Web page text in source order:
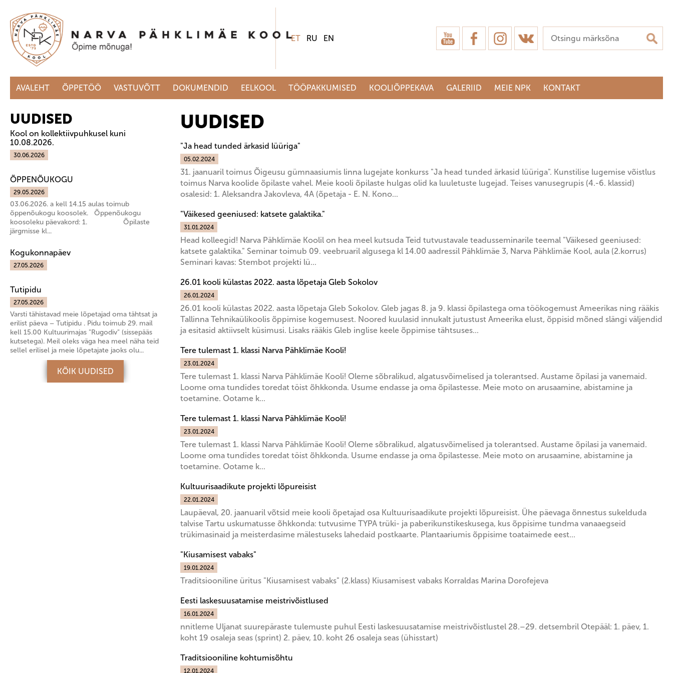
ET RU EN
AVALEHT ÕPPETÖÖ VASTUVÕTT DOKUMENDID EELKOOL TÖÖPAKKUMISED KOOLIÕPPEKAVA GALERIID MEIE NPK KONTAKT
UUDISED
Kool on kollektiivpuhkusel kuni
10.08.2026.
30.06.2026
ÕPPENÕUKOGU
29.05.2026
03.06.2026. a kell 14.15 aulas toimub
õppenõukogu koosolek. Õppenõukogu
koosoleku päevakord: 1. Õpilaste
järgmisse kl...
Kogukonnapäev
27.05.2026
Tutipidu
27.05.2026
Varsti tähistavad meie lõpetajad oma tähtsat ja
erilist päeva – Tutipidu . Pidu toimub 29. mail
kell 15.00 Kultuurimajas "Rugodiv" (sissepääs
kutsetega). Meil oleks väga hea meel näha teid
sellel erilisel ja meie lõpetajate jaoks olu...
KÕIK UUDISED
UUDISED
"Ja head tunded ärkasid lüüriga"
05.02.2024
31. jaanuaril toimus Õigeusu gümnaasiumis linna lugejate konkurss "Ja head tunded ärkasid lüüriga". Kunstilise lugemise võistlus
toimus Narva koolide õpilaste vahel. Meie kooli õpilaste hulgas olid ka luuletuste lugejad. Teises vanusegrupis (4.-6. klassid)
osalesid: 1. Aleksandra Jakovleva, 4A (õpetaja - E. N. Kono...
"Väikesed geeniused: katsete galaktika."
31.01.2024
Head kolleegid! Narva Pähklimäe Koolil on hea meel kutsuda Teid tutvustavale teadusseminarile teemal "Väikesed geeniused:
katsete galaktika." Seminar toimub 09. veebruaril algusega kl 14.00 aadressil Pähklimäe 3, Narva Pähklimäe Kool, aula (2.korrus)
Seminari kavas: Stembot projekti lü...
26.01 kooli külastas 2022. aasta lõpetaja Gleb Sokolov
26.01.2024
26.01 kooli külastas 2022. aasta lõpetaja Gleb Sokolov. Gleb jagas 8. ja 9. klassi õpilastega oma töökogemust Ameerikas ning rääkis
Tallinna Tehnikaülikoolis õppimise kogemusest. Noored kuulasid innukalt jutustust Ameerika elust, õppisid mõned slängi väljendid
ja esitasid aktiivselt küsimusi. Lisaks rääkis Gleb inglise keele õppimise tähtsuses...
Tere tulemast 1. klassi Narva Pähklimäe Kooli!
23.01.2024
Tere tulemast 1. klassi Narva Pähklimäe Kooli! Oleme sõbralikud, algatusvõimelised ja tolerantsed. Austame õpilasi ja vanemaid.
Loome oma tundides toredat töist õhkkonda. Usume endasse ja oma õpilastesse. Meie moto on arusaamine, abistamine ja
toetamine. Ootame k...
Tere tulemast 1. klassi Narva Pähklimäe Kooli!
23.01.2024
Tere tulemast 1. klassi Narva Pähklimäe Kooli! Oleme sõbralikud, algatusvõimelised ja tolerantsed. Austame õpilasi ja vanemaid.
Loome oma tundides toredat töist õhkkonda. Usume endasse ja oma õpilastesse. Meie moto on arusaamine, abistamine ja
toetamine. Ootame k...
Kultuurisaadikute projekti lõpureisist
22.01.2024
Laupäeval, 20. jaanuaril võtsid meie kooli õpetajad osa Kultuurisaadikute projekti lõpureisist. Ühe päevaga õnnestus sukelduda
talvise Tartu uskumatusse õhkkonda: tutvusime TYPA trüki- ja paberikunstikeskusega, kus õppisime tundma vanaaegseid
trükimasinaid ja meisterdasime mälestuseks lahedaid postkaarte. Plantaariumis õppisime toataimede eest...
"Kiusamisest vabaks"
19.01.2024
Traditsiooniline üritus "Kiusamisest vabaks" (2.klass) Kiusamisest vabaks Korraldas Marina Dorofejeva
Eesti laskesuusatamise meistrivõistlused
16.01.2024
nnitleme Uljanat suurepäraste tulemuste puhul Eesti laskesuusatamise meistrivõistlustel 28.–29. detsembril Otepääl: 1. päev, 1.
koht 19 osaleja seas (sprint) 2. päev, 10. koht 26 osaleja seas (ühisstart)
Traditsiooniline kohtumisõhtu
12.01.2024